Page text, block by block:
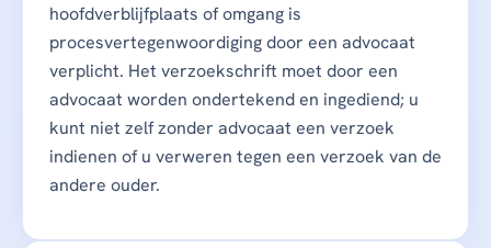
hoofdverblijfplaats of omgang is
procesvertegenwoordiging door een advocaat
verplicht. Het verzoekschrift moet door een
advocaat worden ondertekend en ingediend; u
kunt niet zelf zonder advocaat een verzoek
indienen of u verweren tegen een verzoek van de
andere ouder.